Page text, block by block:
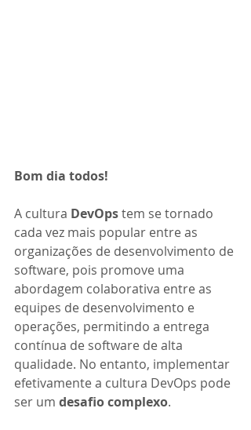
Bom dia todos!
A cultura DevOps tem se tornado
cada vez mais popular entre as
organizações de desenvolvimento de
software, pois promove uma
abordagem colaborativa entre as
equipes de desenvolvimento e
operações, permitindo a entrega
contínua de software de alta
qualidade. No entanto, implementar
efetivamente a cultura DevOps pode
ser um desafio complexo.